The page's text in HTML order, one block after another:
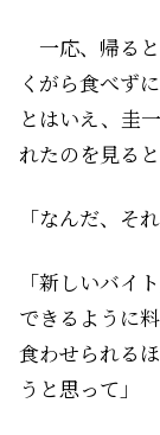
一応、帰る
くがら食べず
とはいえ、圭
れたのを見る
「なんだ、それ
「新しいバイ
できるように
食わせられる
うと思って」